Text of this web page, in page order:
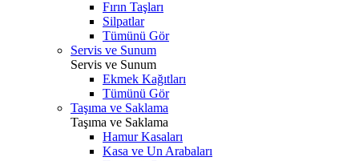
Fırın Taşları
Silpatlar
Tümünü Gör
Servis ve Sunum
Servis ve Sunum
Ekmek Kağıtları
Tümünü Gör
Taşıma ve Saklama
Taşıma ve Saklama
Hamur Kasaları
Kasa ve Un Arabaları